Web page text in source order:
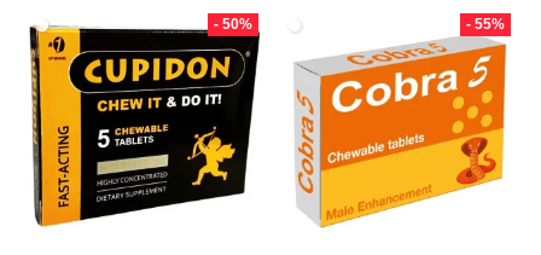
78,00 €.
è:
39,00 €.
78,00 €.
è:
49,00 €.
- 50% - 55%